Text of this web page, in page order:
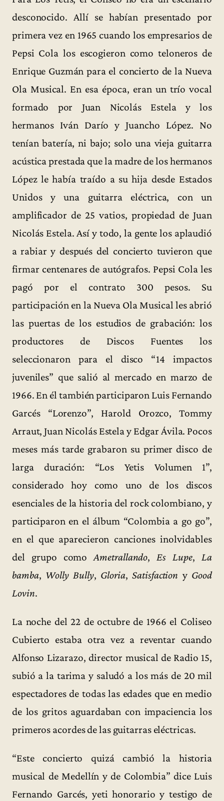
desconocido. Allí se habían presentado por
primera vez en 1965 cuando los empresarios de
Pepsi Cola los escogieron como teloneros de
Enrique Guzmán para el concierto de la Nueva
Ola Musical. En esa época, eran un trío vocal
formado por Juan Nicolás Estela y los
hermanos Iván Darío y Juancho López. No
tenían batería, ni bajo; solo una vieja guitarra
acústica prestada que la madre de los hermanos
López le había traído a su hija desde Estados
Unidos y una guitarra eléctrica, con un
amplificador de 25 vatios, propiedad de Juan
Nicolás Estela. Así y todo, la gente los aplaudió
a rabiar y después del concierto tuvieron que
firmar centenares de autógrafos. Pepsi Cola les
pagó por el contrato 300 pesos. Su
participación en la Nueva Ola Musical les abrió
las puertas de los estudios de grabación: los
productores de Discos Fuentes los
seleccionaron para el disco “14 impactos
juveniles” que salió al mercado en marzo de
1966. En él también participaron Luis Fernando
Garcés “Lorenzo”, Harold Orozco, Tommy
Arraut, Juan Nicolás Estela y Edgar Ávila. Pocos
meses más tarde grabaron su primer disco de
larga duración: “Los Yetis Volumen 1”,
considerado hoy como uno de los discos
esenciales de la historia del rock colombiano, y
participaron en el álbum “Colombia a go go”,
en el que aparecieron canciones inolvidables
del grupo comoAmetrallando, Es Lupe, La
bamba, Wolly Bully, Gloria,Satisfaction y Good
Lovin.
La noche del 22 de octubre de 1966 el Coliseo
Cubierto estaba otra vez a reventar cuando
Alfonso Lizarazo, director musical de Radio 15,
subió a la tarima y saludó a los más de 20 mil
espectadores de todas las edades que en medio
de los gritos aguardaban con impaciencia los
primeros acordes de las guitarras eléctricas.
“Este concierto quizá cambió la historia
musical de Medellín y de Colombia” dice Luis
Fernando Garcés, yeti honorario y testigo de